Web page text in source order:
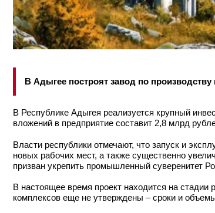
В Адыгее построят завод по производству
В Республике Адыгея реализуется крупный
вложений в предприятие составит 2,8 млрд
Власти республики отмечают, что запуск и
новых рабочих мест, а также существенно
призван укрепить промышленный суверенитет
В настоящее время проект находится на стадии
комплексов еще не утверждены – сроки и